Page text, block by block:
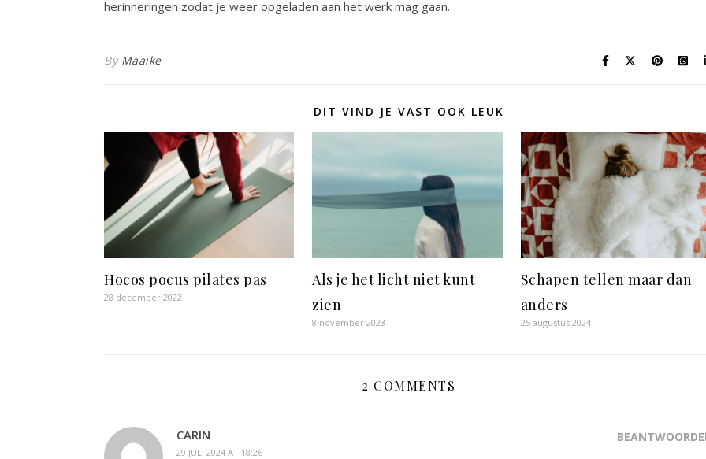
herinneringen zodat je weer opgeladen aan het werk mag gaan.
By Maaike
DIT VIND JE VAST OOK LEUK
Hocos pocus pilates pas
28 december 2022
Als je het licht niet kunt
zien
8 november 2023
Schapen tellen maar dan
anders
25 augustus 2024
2 COMMENTS
CARIN
29 JULI 2024 AT 18:26